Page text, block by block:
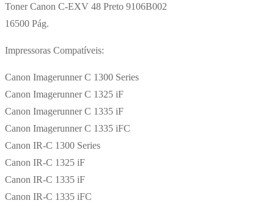
Toner Canon C-EXV 48 Preto 9106B002
16500 Pág.
Impressoras Compatíveis:
Canon Imagerunner C 1300 Series
Canon Imagerunner C 1325 iF
Canon Imagerunner C 1335 iF
Canon Imagerunner C 1335 iFC
Canon IR-C 1300 Series
Canon IR-C 1325 iF
Canon IR-C 1335 iF
Canon IR-C 1335 iFC